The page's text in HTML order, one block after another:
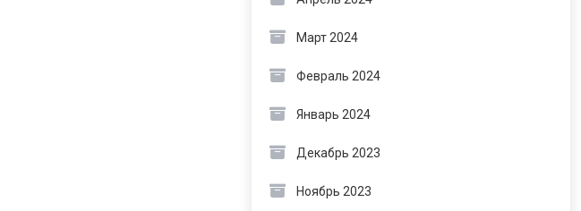
Март 2024
Февраль 2024
Январь 2024
Декабрь 2023
Ноябрь 2023